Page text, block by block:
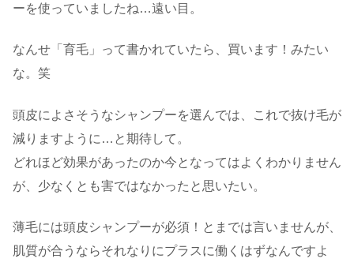
ーを使っていましたね…遠い目。
なんせ「育毛」って書かれていたら、買います！みたい
な。笑
頭皮によさそうなシャンプーを選んでは、これで抜け毛が
減りますように…と期待して。
どれほど効果があったのか今となってはよくわかりません
が、少なくとも害ではなかったと思いたい。
薄毛には頭皮シャンプーが必須！とまでは言いませんが、
肌質が合うならそれなりにプラスに働くはずなんですよ